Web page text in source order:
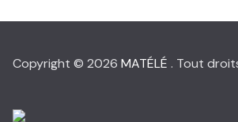
Copyright © 2026 MATÉLÉ . Tout